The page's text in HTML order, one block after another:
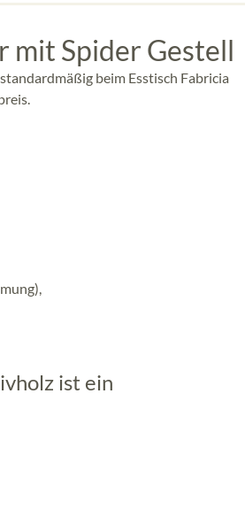
mit Spider Gestell
beim Esstisch Fabricia
ist ein